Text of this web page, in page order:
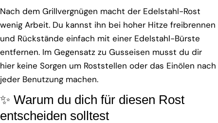
Nach dem Grillvergnügen macht der Edelstahl-Rost
wenig Arbeit. Du kannst ihn bei hoher Hitze freibrennen
und Rückstände einfach mit einer Edelstahl-Bürste
entfernen. Im Gegensatz zu Gusseisen musst du dir
hier keine Sorgen um Roststellen oder das Einölen nach
jeder Benutzung machen.
✨ Warum du dich für diesen Rost
entscheiden solltest